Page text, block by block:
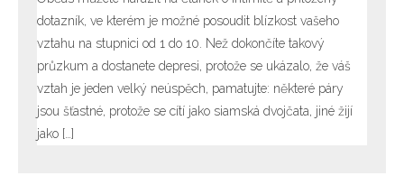
dotazník, ve kterém je možné posoudit blízkost vašeho
vztahu na stupnici od 1 do 10. Než dokončíte takový
průzkum a dostanete depresi, protože se ukázalo, že váš
vztah je jeden velký neúspěch, pamatujte: některé páry
jsou šťastné, protože se cítí jako siamská dvojčata, jiné žijí
jako […]